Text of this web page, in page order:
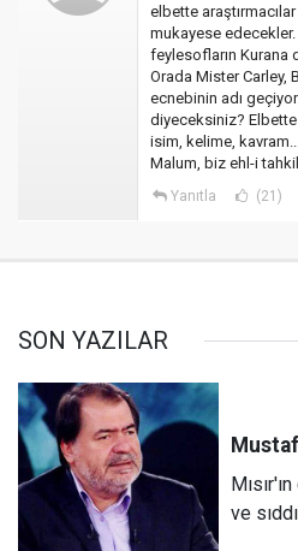
elbette
mukayese
feylesofların Kurana
Orada Mister Carley,
ecnebinin adı
diyeceksiniz? Elbette
isim, kelime,
Malum, biz ehl-i
Yanıtla (21)
SON YAZILAR
ve